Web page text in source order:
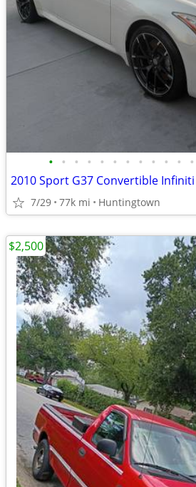
• • • • • • • • • • • •
2010 Sport G37 Convertible
7/29 77k mi Huntingtown
$2,500